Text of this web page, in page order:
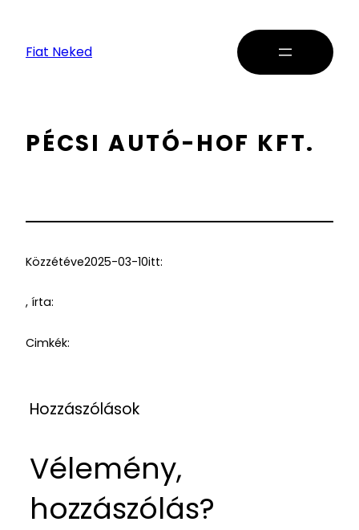
Fiat Neked
PÉCSI AUTÓ-HOF KFT.
Közzétéve2025-03-10itt:
, írta:
Cimkék:
Hozzászólások
Vélemény,
hozzászólás?